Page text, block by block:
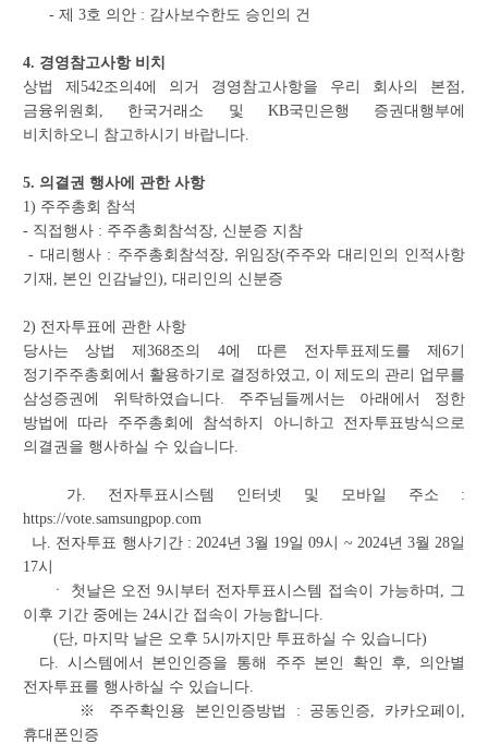
- 제 3호 의안 : 감사보수한도 승인의 건
4. 경영참고사항 비치
상법 제542조의4에 의거 경영참고사항을 우리 회사의 본점,
금융위원회, 한국거래소 및 KB국민은행 증권대행부에
비치하오니 참고하시기 바랍니다.
5. 의결권 행사에 관한 사항
1) 주주총회 참석
- 직접행사 : 주주총회참석장, 신분증 지참
- 대리행사 : 주주총회참석장, 위임장(주주와 대리인의 인적사항
기재, 본인 인감날인), 대리인의 신분증
2) 전자투표에 관한 사항
당사는 상법 제368조의 4에 따른 전자투표제도를 제6기
정기주주총회에서 활용하기로 결정하였고, 이 제도의 관리 업무를
삼성증권에 위탁하였습니다. 주주님들께서는 아래에서 정한
방법에 따라 주주총회에 참석하지 아니하고 전자투표방식으로
의결권을 행사하실 수 있습니다.
가. 전자투표시스템 인터넷 및 모바일 주소 :
https://vote.samsungpop.com
나. 전자투표 행사기간 : 2024년 3월 19일 09시 ~ 2024년 3월 28일
17시
ㆍ 첫날은 오전 9시부터 전자투표시스템 접속이 가능하며, 그
이후 기간 중에는 24시간 접속이 가능합니다.
(단, 마지막 날은 오후 5시까지만 투표하실 수 있습니다)
다. 시스템에서 본인인증을 통해 주주 본인 확인 후, 의안별
전자투표를 행사하실 수 있습니다.
※ 주주확인용 본인인증방법 : 공동인증, 카카오페이,
휴대폰인증